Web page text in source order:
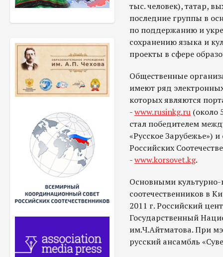
тыс. человек), татар,
последние группы в
по поддержанию и
сохранению языка и
проекты в сфере
Общественные
имеют ряд
которых являются
-www.rusinkg.ru(около
стал победителем
«Русское Зарубежье»)
Российских
-www.korsovet.kg.
Основными
соотечественников в
2011 г. Российский
Государственный
им.Ч.Айтматова. При
русский ансамбль